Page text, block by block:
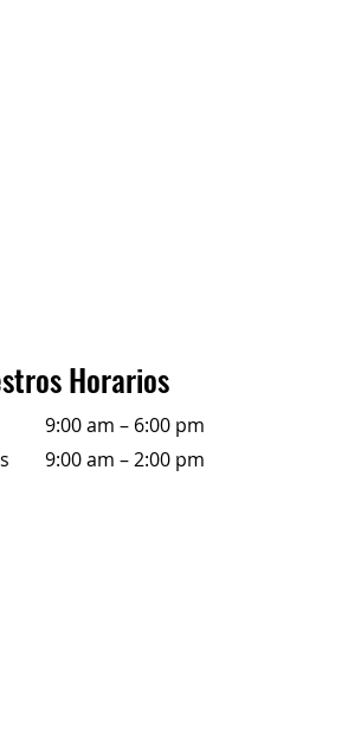
Horarios
9:00 am – 6:00 pm
9:00 am – 2:00 pm